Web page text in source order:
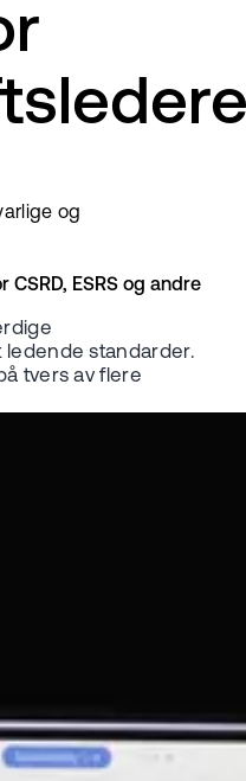
og
ESRS og andre
standarder.
tvers av flere